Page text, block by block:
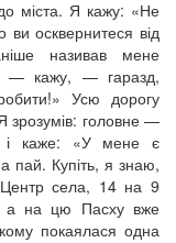
міста. Я кажу: «Не
осквернитеся від
називав мене
— кажу, — гаразд,
Усю дорогу
зрозумів: головне —
і каже: «У мене є
пай. Купіть, я знаю,
села, 14 на 9
а на цю Пасху вже
покаялася одна